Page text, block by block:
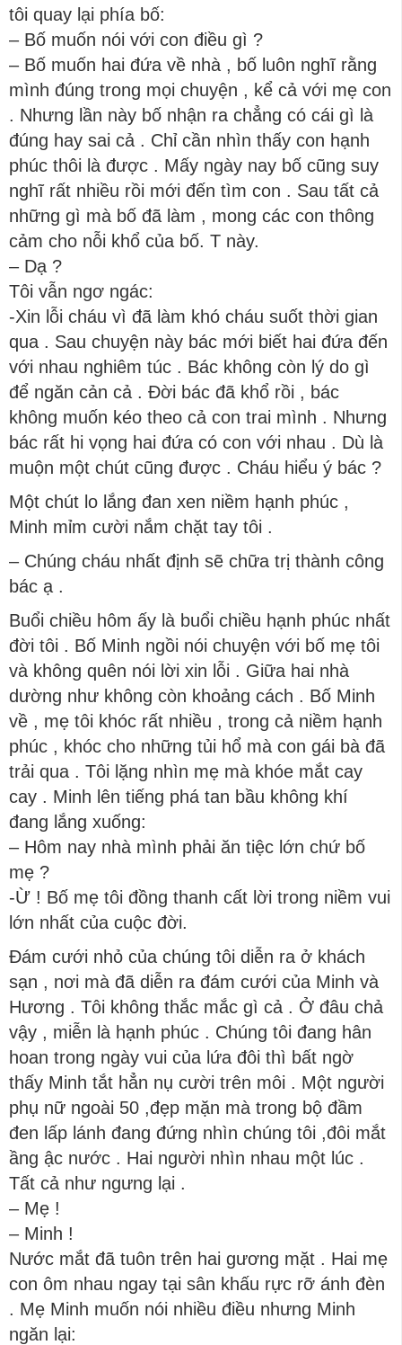
tôi quay lại phía bố:
– Bố muốn nói với con điều gì ?
– Bố muốn hai đứa về nhà , bố luôn nghĩ rằng
mình đúng trong mọi chuyện , kể cả với mẹ con
. Nhưng lần này bố nhận ra chẳng có cái gì là
đúng hay sai cả . Chỉ cần nhìn thấy con hạnh
phúc thôi là được . Mấy ngày nay bố cũng suy
nghĩ rất nhiều rồi mới đến tìm con . Sau tất cả
những gì mà bố đã làm , mong các con thông
cảm cho nỗi khổ của bố. T này.
– Dạ ?
Tôi vẫn ngơ ngác:
-Xin lỗi cháu vì đã làm khó cháu suốt thời gian
qua . Sau chuyện này bác mới biết hai đứa đến
với nhau nghiêm túc . Bác không còn lý do gì
để ngăn cản cả . Đời bác đã khổ rồi , bác
không muốn kéo theo cả con trai mình . Nhưng
bác rất hi vọng hai đứa có con với nhau . Dù là
muộn một chút cũng được . Cháu hiểu ý bác ?
Một chút lo lắng đan xen niềm hạnh phúc ,
Minh mỉm cười nắm chặt tay tôi .
– Chúng cháu nhất định sẽ chữa trị thành công
bác ạ .
Buổi chiều hôm ấy là buổi chiều hạnh phúc nhất
đời tôi . Bố Minh ngồi nói chuyện với bố mẹ tôi
và không quên nói lời xin lỗi . Giữa hai nhà
dường như không còn khoảng cách . Bố Minh
về , mẹ tôi khóc rất nhiều , trong cả niềm hạnh
phúc , khóc cho những tủi hổ mà con gái bà đã
trải qua . Tôi lặng nhìn mẹ mà khóe mắt cay
cay . Minh lên tiếng phá tan bầu không khí
đang lắng xuống:
– Hôm nay nhà mình phải ăn tiệc lớn chứ bố
mẹ ?
-Ừ ! Bố mẹ tôi đồng thanh cất lời trong niềm vui
lớn nhất của cuộc đời.
Đám cưới nhỏ của chúng tôi diễn ra ở khách
sạn , nơi mà đã diễn ra đám cưới của Minh và
Hương . Tôi không thắc mắc gì cả . Ở đâu chả
vậy , miễn là hạnh phúc . Chúng tôi đang hân
hoan trong ngày vui của lứa đôi thì bất ngờ
thấy Minh tắt hẳn nụ cười trên môi . Một người
phụ nữ ngoài 50 ,đẹp mặn mà trong bộ đầm
đen lấp lánh đang đứng nhìn chúng tôi ,đôi mắt
ầng ậc nước . Hai người nhìn nhau một lúc .
Tất cả như ngưng lại .
– Mẹ !
– Minh !
Nước mắt đã tuôn trên hai gương mặt . Hai mẹ
con ôm nhau ngay tại sân khấu rực rỡ ánh đèn
. Mẹ Minh muốn nói nhiều điều nhưng Minh
ngăn lại: